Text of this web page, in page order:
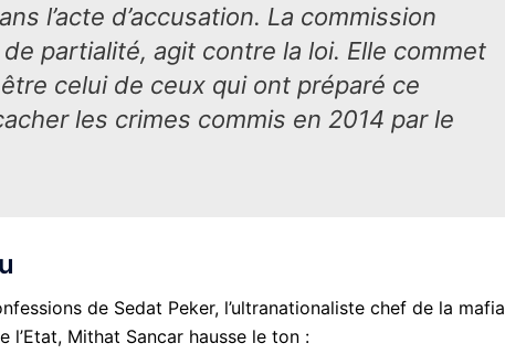
l’acte d’accusation. La commission
partialité, agit contre la loi. Elle commet
celui de ceux qui ont préparé ce
les crimes commis en 2014 par le
de Sedat Peker, l’ultranationaliste chef de la mafia
l’Etat, Mithat Sancar hausse le ton :